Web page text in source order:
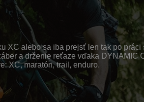
XC alebo sa iba prejsť len tak po práci
a drženie reťaze vďaka DYNAMIC
XC, maratón, trail, enduro.